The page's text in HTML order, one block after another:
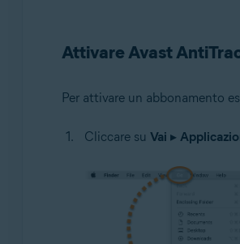
Attivare Avast
Per attivare un abbonamento
Cliccare su Vai ▸